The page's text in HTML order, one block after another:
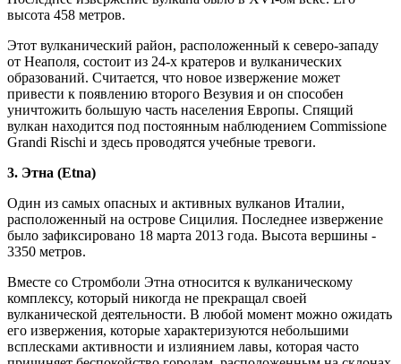
высота 458 метров.
Этот вулканический район, расположенный к северо-западу
от Неаполя, состоит из 24-х кратеров и вулканических
образований. Считается, что новое извержение может
привести к появлению второго Везувия и он способен
уничтожить большую часть населения Европы. Спящий
вулкан находится под постоянным наблюдением Commissione
Grandi Rischi и здесь проводятся учебные тревоги.
3. Этна (Etna)
Один из самых опасных и активных вулканов Италии,
расположенный на острове Сицилия. Последнее извержение
было зафиксировано 18 марта 2013 года. Высота вершины -
3350 метров.
Вместе со Стромболи Этна относится к вулканическому
комплексу, который никогда не прекращал своей
вулканической деятельности. В любой момент можно ожидать
его извержения, которые характеризуются небольшими
всплесками активности и излиянием лавы, которая часто